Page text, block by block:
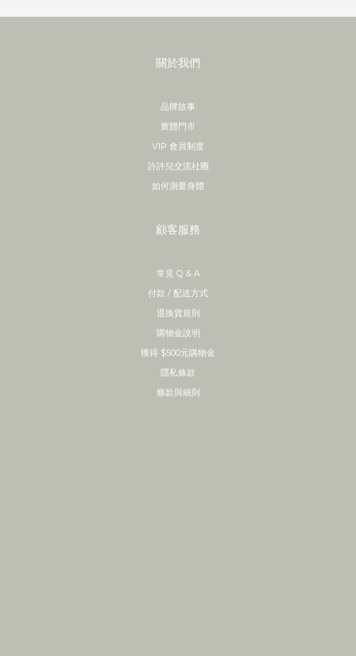
關於我們
品牌故事
實體門市
VIP 會員制度
許許兒交流社團
如何測量身體
顧客服務
常見 Q & A
付款 / 配送方式
退換貨規則
購物金說明
獲得 $500元購物金
隱私條款
條款與細則